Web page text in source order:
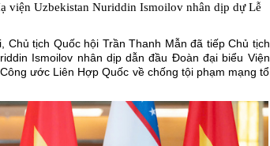
viện Uzbekistan Nuriddin Ismoilov nhân dịp dự Lễ
Chủ tịch Quốc hội Trần Thanh Mẫn đã tiếp Chủ tịch
Ismoilov nhân dịp dẫn đầu Đoàn đại biểu Viện
ước Liên Hợp Quốc về chống tội phạm mạng tổ